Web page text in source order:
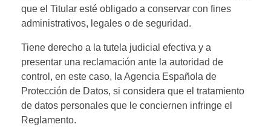
que el Titular esté obligado a conservar con fines
administrativos, legales o de seguridad.
Tiene derecho a la tutela judicial efectiva y a
presentar una reclamación ante la autoridad de
control, en este caso, la Agencia Española de
Protección de Datos, si considera que el tratamiento
de datos personales que le conciernen infringe el
Reglamento.